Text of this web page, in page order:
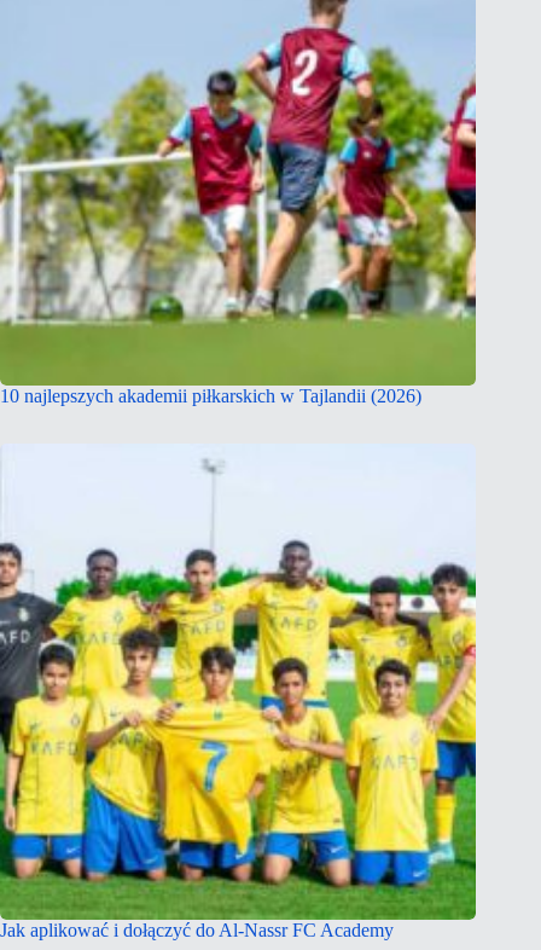
10 najlepszych akademii piłkarskich w Tajlandii (2026)
Jak aplikować i dołączyć do Al-Nassr FC Academy